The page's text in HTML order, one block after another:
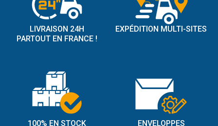
LIVRAISON 24H
PARTOUT EN FRANCE !
EXPÉDITION MULTI-SITES
100% EN STOCK
ENVELOPPES